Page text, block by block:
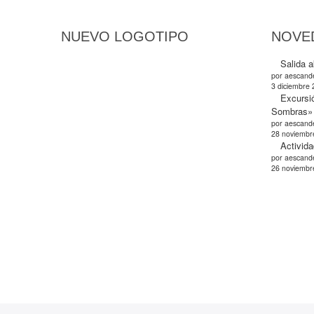
NUEVO LOGOTIPO
Salida
por
3 diciembre
Sombras»
por
28
por
26